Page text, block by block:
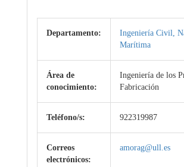
Departamento:
Ingeniería Civil,
Marítima
Área de
conocimiento:
Ingeniería de los
Fabricación
Teléfono/s: 922319987
Correos
electrónicos:
amorag@ull.es